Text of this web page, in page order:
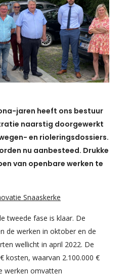
jaren heeft ons bestuur
naarstig doorgewerkt
en rioleringsdossiers.
nu aanbesteed. Drukke
van openbare werken te
Snaaskerke
tweede fase is klaar. De
de werken in oktober en de
wellicht in april 2022. De
kosten, waarvan 2.100.000 €
werken omvatten